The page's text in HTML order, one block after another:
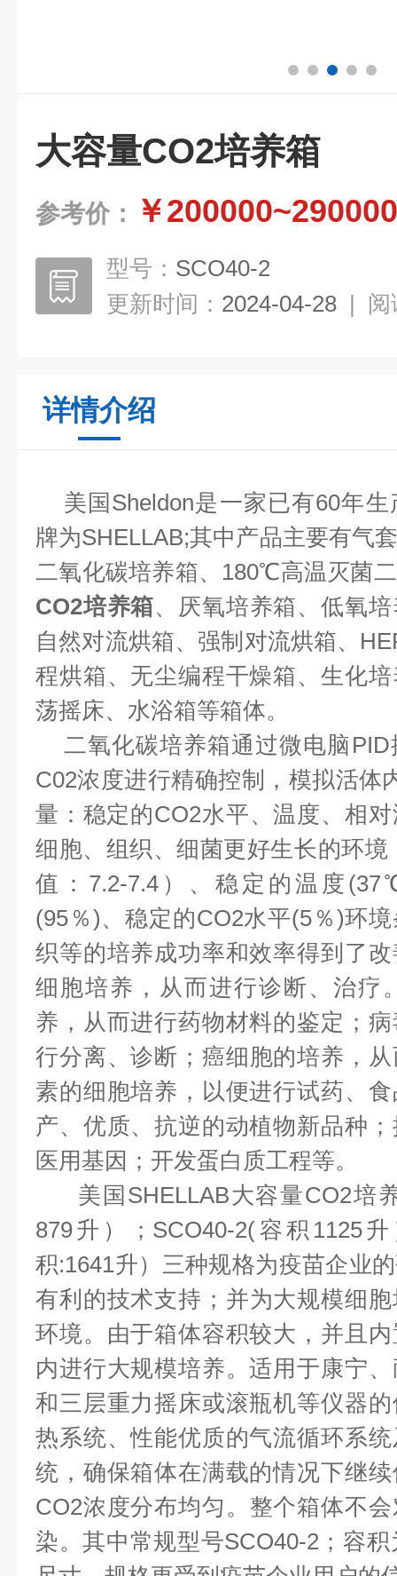
大容量CO2培养箱
参考价： ￥200000~290000
型号： SCO40-2
更新时间： 2024-04-28 | 阅
详情介绍
美国 Sheldon是一家已有60年生
牌为SHELLAB;其中产品主要有气
二氧化碳培养箱、180℃高温灭菌
CO2培养箱、厌氧培养箱、低氧
自然对流烘箱、强制对流烘箱、
程烘箱、无尘编程干燥箱、生化
荡摇床、水浴箱等箱体。
二氧化碳培养箱通过微电脑 PID
C02浓度进行精确控制，模拟活体
量：稳定的CO2水平、温度、相
细胞、组织、细菌更好生长的环
值： 7.2-7.4）、稳定的温度 (37
(95 ％)、稳定的CO2水平(5％)环
织等的培养成功率和效率得到了
细胞培养，从而进行诊断、治疗
养，从而进行药物材料的鉴定；
行分离、诊断；癌细胞的培养，
素的细胞培养，以便进行试药、
产、优质、抗逆的动植物新品种
医用基因；开发蛋白质工程等。
美国 SHELLAB大容量CO2培
879升）； SCO40-2( 容积 1125升
积:1641升）三种规格为疫苗企业
有利的技术支持；并为大规模细
环境。由于箱体容积较大，并且
内进行大规模培养。适用于康宁
和三层重力摇床或滚瓶机等仪器
热系统、性能优质的气流循环系
统，确保箱体在满载的情况下继
CO2浓度分布均匀。整个箱体不
染。其中常规型号SCO40-2 ；容